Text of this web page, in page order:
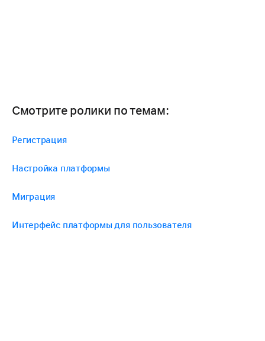
Смотрите ролики по темам:
Регистрация
Настройка платформы
Миграция
Интерфейс платформы для пользователя